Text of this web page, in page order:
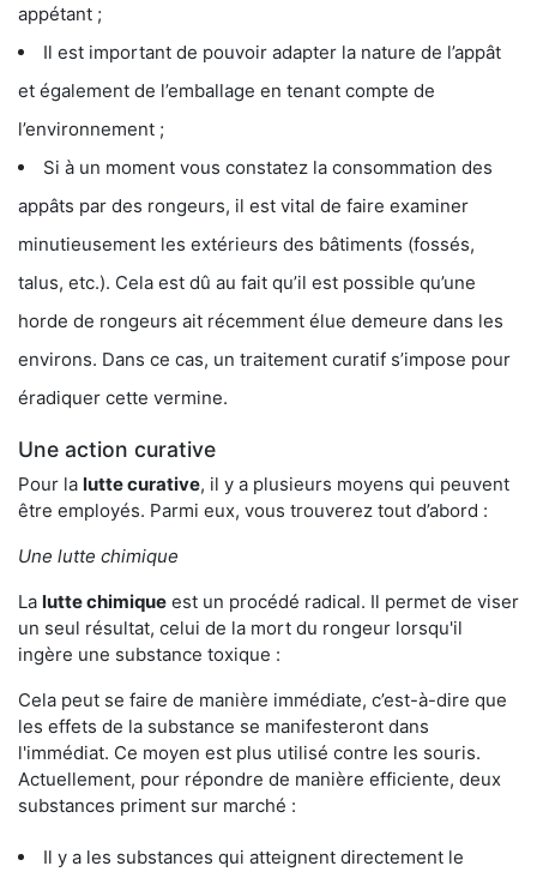
appétant ;
Il est important de pouvoir adapter la nature de l’appât
et également de l’emballage en tenant compte de
l’environnement ;
Si à un moment vous constatez la consommation des
appâts par des rongeurs, il est vital de faire examiner
minutieusement les extérieurs des bâtiments (fossés,
talus, etc.). Cela est dû au fait qu’il est possible qu’une
horde de rongeurs ait récemment élue demeure dans les
environs. Dans ce cas, un traitement curatif s’impose pour
éradiquer cette vermine.
Une action curative
Pour la lutte curative, il y a plusieurs moyens qui peuvent
être employés. Parmi eux, vous trouverez tout d’abord :
Une lutte chimique
La lutte chimique est un procédé radical. Il permet de viser
un seul résultat, celui de la mort du rongeur lorsqu'il
ingère une substance toxique :
Cela peut se faire de manière immédiate, c’est-à-dire que
les effets de la substance se manifesteront dans
l'immédiat. Ce moyen est plus utilisé contre les souris.
Actuellement, pour répondre de manière efficiente, deux
substances priment sur marché :
Il y a les substances qui atteignent directement le